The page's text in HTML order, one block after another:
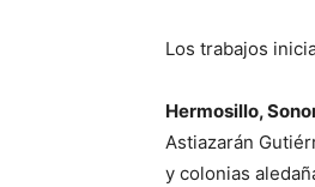
Los trabajos
Hermosillo,
Astiazarán
y colonias